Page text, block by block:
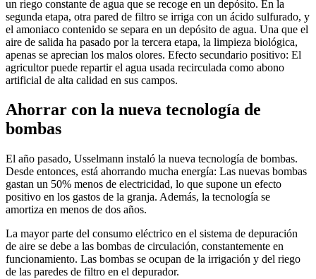
un riego constante de agua que se recoge en un depósito. En la
segunda etapa, otra pared de filtro se irriga con un ácido sulfurado, y
el amoniaco contenido se separa en un depósito de agua. Una que el
aire de salida ha pasado por la tercera etapa, la limpieza biológica,
apenas se aprecian los malos olores. Efecto secundario positivo: El
agricultor puede repartir el agua usada recirculada como abono
artificial de alta calidad en sus campos.
Ahorrar con la nueva tecnología de
bombas
El año pasado, Usselmann instaló la nueva tecnología de bombas.
Desde entonces, está ahorrando mucha energía: Las nuevas bombas
gastan un 50% menos de electricidad, lo que supone un efecto
positivo en los gastos de la granja. Además, la tecnología se
amortiza en menos de dos años.
La mayor parte del consumo eléctrico en el sistema de depuración
de aire se debe a las bombas de circulación, constantemente en
funcionamiento. Las bombas se ocupan de la irrigación y del riego
de las paredes de filtro en el depurador.